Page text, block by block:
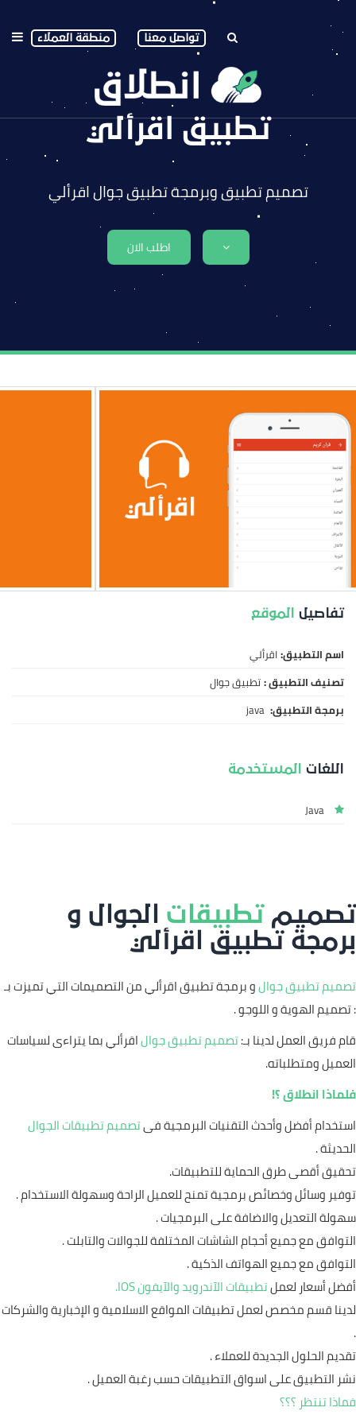
تواصل معنا منطقة العملاء
تطبيق اقرألي
تصميم تطبيق وبرمجة تطبيق جوال اقرألي
اطلب الان
تفاصيل الموقع
اسم التطبيق:اقرألي
تصنيف التطبيق :تطبيق جوال
برمجة التطبيق: java
اللغات المستخدمة
Java
تصميمتطبيقات الجوال و
برمجة تطبيق اقرألي
تصميم تطبيق جوالو برمجة تطبيق اقرألي من التصميمات التي تميزت بـ
: تصميم الهوية و اللوجو .
قام فريق العمل لدينا بـ:تصميم تطبيق جوالاقرألي بما يتراءى لسياسات
العميل ومتطلباته.
فلماذا انطلاق ؟!
استخدام أفضل وأحدث التقنيات البرمجية فىتصميم تطبيقات الجوال
الحديثة .
تحقيق أقصى طرق الحماية للتطبيقات.
توفير وسائل وخصائص برمجية تمنح للعميل الراحة وسهولة الاستخدام .
سهولة التعديل والاضافة على البرمجيات .
التوافق مع جميع أحجام الشاشات المختلفة للجوالات والتابلت .
التوافق مع جميع الهواتف الذكية .
أفضل أسعار لعملتطبيقات الآندرويد والآيفون IOS.
لدينا قسم مخصص لعمل تطبيقات المواقع الاسلامية و الإخبارية والشركات
.
تقديم الحلول الجديدة للعملاء .
نشر التطبيق على اسواق التطبيقات حسب رغبة العميل .
فماذا تنتظر ؟؟؟